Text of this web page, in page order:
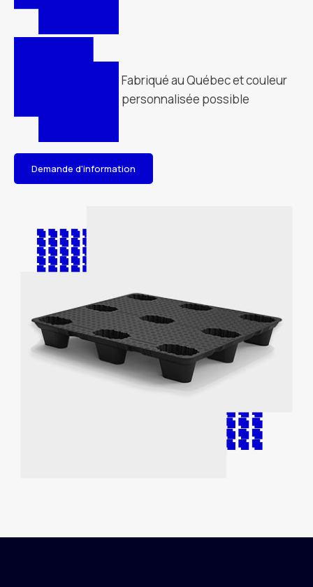
Fabriqué au Québec et couleur
personnalisée possible
Demande d'information